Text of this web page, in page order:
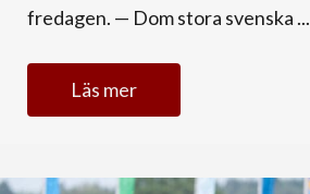
fredagen. — Dom stora svenska ...
Läs mer